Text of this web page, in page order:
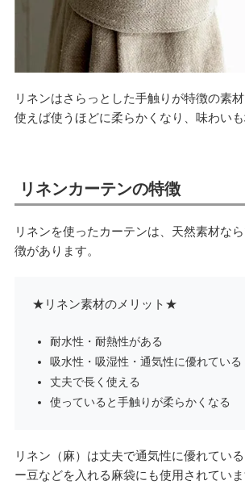
リネンはさらっとした手触りが特徴の素材
使えば使うほどに柔らかくなり、味わいも
リネンカーテンの特徴
リネンを使ったカーテンは、天然素材な
徴があります。
★リネン素材のメリット★
耐水性・耐熱性がある
吸水性・吸湿性・通気性に優れている
丈夫で長く使える
使っていると手触りが柔らかくなる
リネン（麻）は丈夫で通気性に優れてい
ー豆などを入れる麻袋にも使用されていま